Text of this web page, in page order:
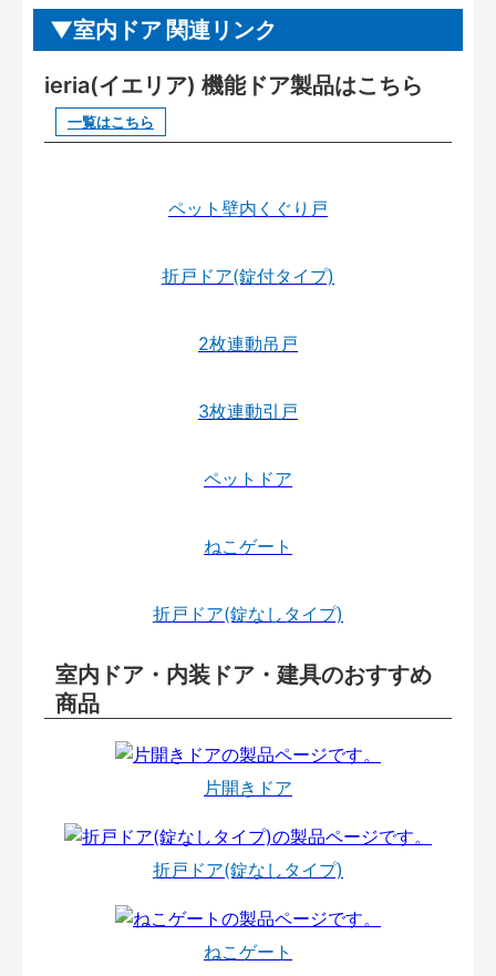
室内ドア 関連リンク
ieria(イエリア) 機能ドア製品はこちら
一覧はこちら
ペット壁内くぐり戸
折戸ドア(錠付タイプ)
2枚連動吊戸
3枚連動引戸
ペットドア
ねこゲート
折戸ドア(錠なしタイプ)
室内ドア・内装ドア・建具のおすすめ
商品
片開きドア
折戸ドア(錠なしタイプ)
ねこゲート